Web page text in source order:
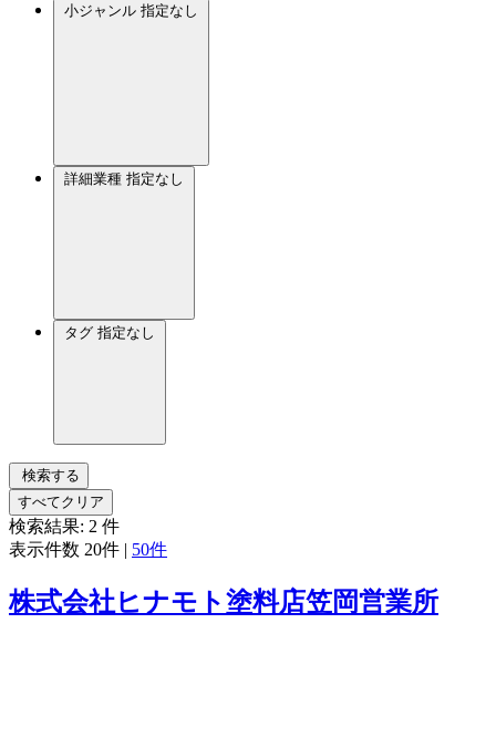
小ジャンル 指定なし
詳細業種 指定なし
タグ 指定なし
検索する
すべてクリア
検索結果: 2 件
表示件数 20件 | 50件
株式会社ヒナモト塗料店笠岡営業所